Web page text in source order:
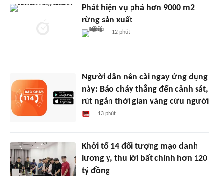
Phát hiện vụ phá hơn 9000 m2
rừng sản xuất
12 phút
Người dân nên cài ngay ứng dụng
này: Báo cháy thẳng đến cảnh sát,
rút ngắn thời gian vàng cứu người
13 phút
Khởi tố 14 đối tượng mạo danh
lương y, thu lời bất chính hơn 120
tỷ đồng